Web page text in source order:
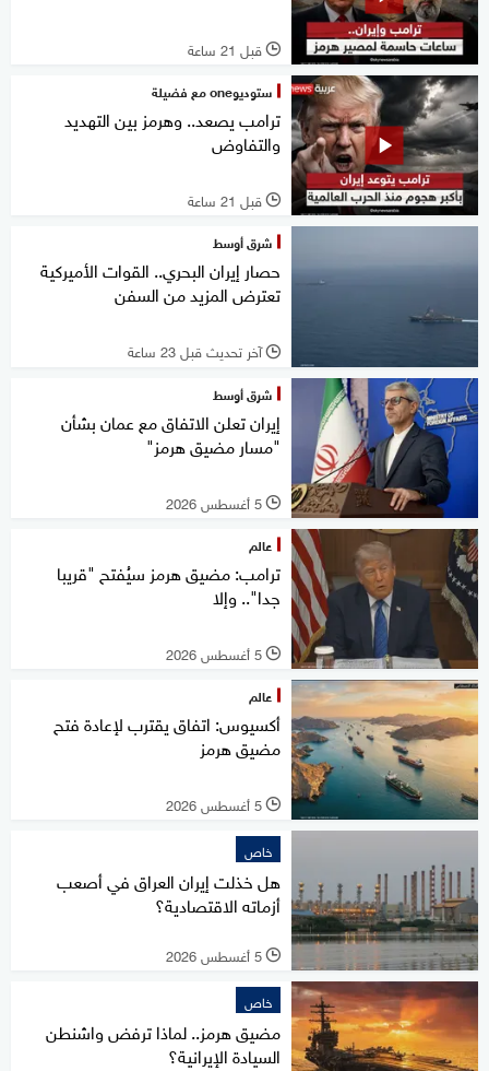
l قبل 21 ساعة
ستوديوone مع فضيلة
ترامب يصعد.. وهرمز بين التهديد
والتفاوض
l قبل 21 ساعة
شرق أوسط
حصار إيران البحري.. القوات الأميركية
تعترض المزيد من السفن
l آخر تحديث قبل 23 ساعة
شرق أوسط
إيران تعلن الاتفاق مع عمان بشأن
"مسار مضيق هرمز"
l 5 أغسطس 2026
عالم
ترامب: مضيق هرمز سيُفتح "قريبا
جدا".. وإلا
l 5 أغسطس 2026
عالم
أكسيوس: اتفاق يقترب لإعادة فتح
مضيق هرمز
l 5 أغسطس 2026
خاص
هل خذلت إيران العراق في أصعب
أزماته الاقتصادية؟
l 5 أغسطس 2026
خاص
مضيق هرمز.. لماذا ترفض واشنطن
السيادة الإيرانية؟